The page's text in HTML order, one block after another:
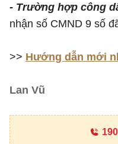
- Trường hợp công
nhận số CMND 9 số
>> Hướng dẫn mới
Lan Vũ